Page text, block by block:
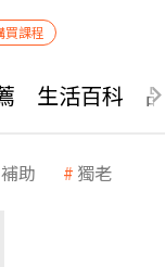
買課程
生活百科
補助 獨老